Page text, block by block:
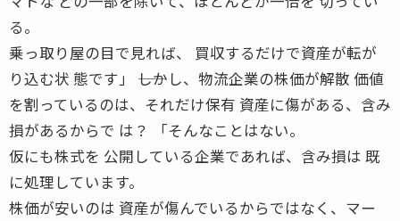
る。
乗っ取り屋の目で見れば、 買収するだけで資産が転が
り込む状 態です」 ――しかし、物流企業の株価が解散 価値
を割っているのは、それだけ保有 資産に傷がある、含み
損があるからで は？ 「そんなことはない。
仮にも株式を 公開している企業であれば、含み損は 既
に処理しています。
株価が安いのは 資産が傷んでいるからではなく、マー